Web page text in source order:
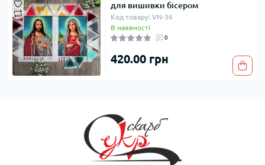
для вишивки бісером
Код товару: VN-36
В наявності
0
420.00 грн